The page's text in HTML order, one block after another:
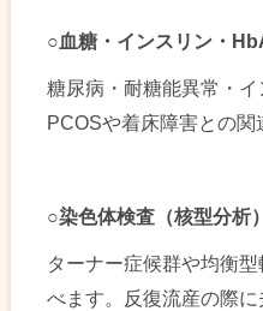
○血糖・インスリン・
糖尿病・耐糖能異常・イ
PCOSや着床障害との関
○染色体検査（核型分析）
ターナー症候群や均衡
べます。反復流産の際